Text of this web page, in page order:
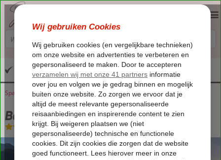
Altijd inclusief huurauto
Home
Spanje Andalusië Alcaucín Boutique B&B El Refugio
Boutique B&B El Refugio
Logies en ontbijt-Bed & Breakfast